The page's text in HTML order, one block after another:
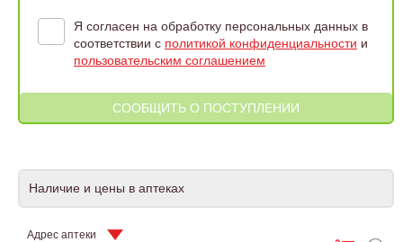
Я согласен на обработку персональных данных в
соответствии с политикой конфиденциальности и
пользовательским соглашением
Наличие и цены в аптеках
Адрес аптеки